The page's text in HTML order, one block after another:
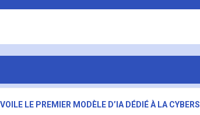
LE PREMIER MODÈLE D’IA DÉDIÉ À LA